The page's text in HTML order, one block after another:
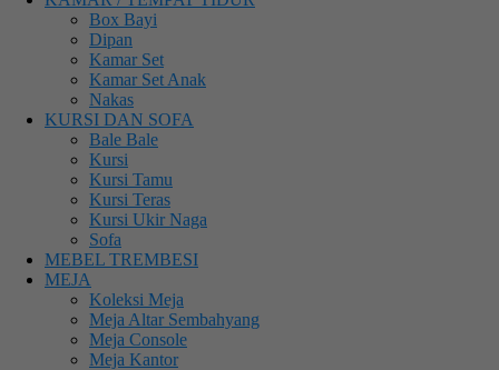
Box Bayi
Dipan
Kamar Set
Kamar Set Anak
Nakas
KURSI DAN SOFA
Bale Bale
Kursi
Kursi Tamu
Kursi Teras
Kursi Ukir Naga
Sofa
MEBEL TREMBESI
MEJA
Koleksi Meja
Meja Altar Sembahyang
Meja Console
Meja Kantor